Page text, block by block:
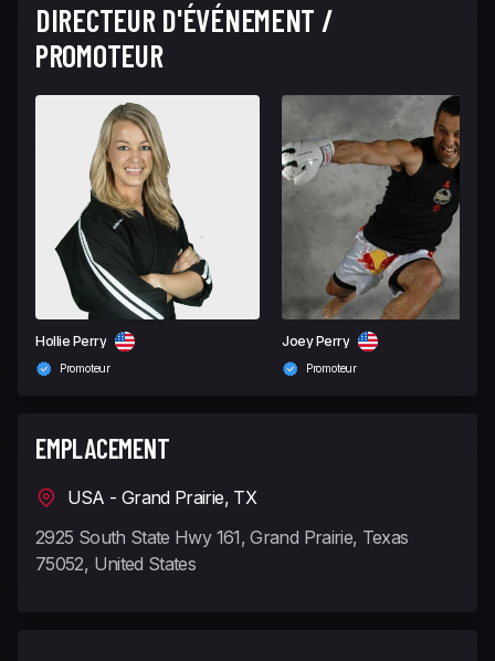
DIRECTEUR D'ÉVÉNEMENT /
PROMOTEUR
Hollie Perry
Promoteur
Joey Perry
Promoteur
EMPLACEMENT
USA - Grand Prairie, TX
2925 South State Hwy 161, Grand Prairie, Texas
75052, United States